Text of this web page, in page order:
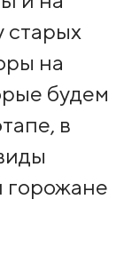
старых
на
будем
в
горожане